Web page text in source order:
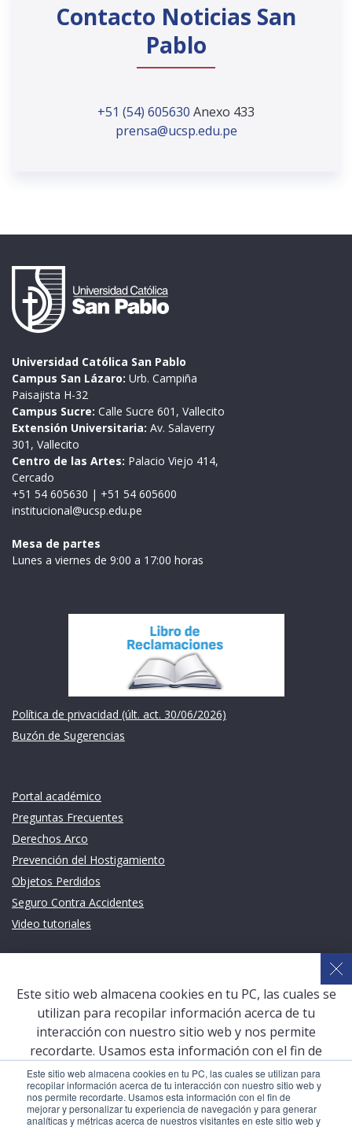
Este sitio web almacena cookies en tu PC, las cuales se utilizan para
recopilar información acerca de tu interacción con nuestro sitio web y
nos permite recordarte. Usamos esta información con el fin de
mejorar y personalizar tu experiencia de navegación y para generar
analíticas y métricas acerca de nuestros visitantes en este sitio web y
Contacto Noticias San
Pablo
+51 (54) 605630 Anexo 433
prensa@ucsp.edu.pe
Universidad Católica San Pablo
Campus San Lázaro: Urb. Campiña
Paisajista H-32
Campus Sucre: Calle Sucre 601, Vallecito
Extensión Universitaria: Av. Salaverry
301, Vallecito
Centro de las Artes: Palacio Viejo 414,
Cercado
+51 54 605630 | +51 54 605600
institucional@ucsp.edu.pe
Mesa de partes
Lunes a viernes de 9:00 a 17:00 horas
Política de privacidad (últ. act. 30/06/2026)
Buzón de Sugerencias
Portal académico
Preguntas Frecuentes
Derechos Arco
Prevención del Hostigamiento
Objetos Perdidos
Seguro Contra Accidentes
Video tutoriales
Sistema de Gestión Académica (SGA)
Defensoría Universitaria
Terceros vinculados
San Pablo Mail
Aula Virtual Pregrado
Aula Virtual Postgrado
Este sitio web almacena cookies en tu PC, las cuales se
utilizan para recopilar información acerca de tu
interacción con nuestro sitio web y nos permite
recordarte. Usamos esta información con el fin de
mejorar y personalizar tu experiencia de navegación y
para generar analíticas y métricas acerca de nuestros
visitantes en este sitio web y otros medios de